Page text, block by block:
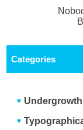
Categories